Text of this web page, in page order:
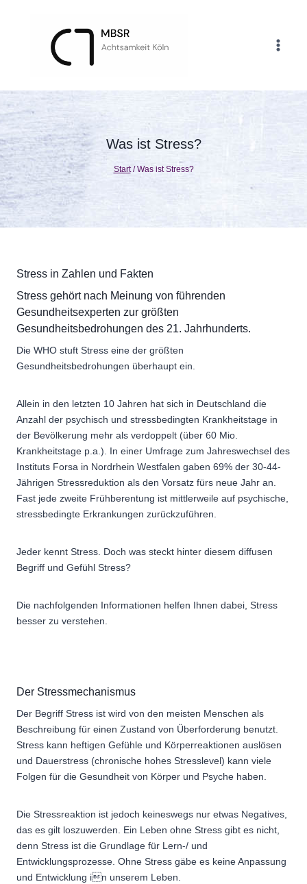
Was ist Stress?
Start / Was ist Stress?
Stress in Zahlen und Fakten
Stress gehört nach Meinung von führenden
Gesundheitsexperten zur größten
Gesundheitsbedrohungen des 21. Jahrhunderts.
Die WHO stuft Stress eine der größten
Gesundheitsbedrohungen überhaupt ein.
Allein in den letzten 10 Jahren hat sich in Deutschland die
Anzahl der psychisch und stressbedingten Krankheitstage in
der Bevölkerung mehr als verdoppelt (über 60 Mio.
Krankheitstage p.a.). In einer Umfrage zum Jahreswechsel des
Instituts Forsa in Nordrhein Westfalen gaben 69% der 30-44-
Jährigen Stressreduktion als den Vorsatz fürs neue Jahr an.
Fast jede zweite Frühberentung ist mittlerweile auf psychische,
stressbedingte Erkrankungen zurückzuführen.
Jeder kennt Stress. Doch was steckt hinter diesem diffusen
Begriff und Gefühl Stress?
Die nachfolgenden Informationen helfen Ihnen dabei, Stress
besser zu verstehen.
Der Stressmechanismus
Der Begriff Stress ist wird von den meisten Menschen als
Beschreibung für einen Zustand von Überforderung benutzt.
Stress kann heftigen Gefühle und Körperreaktionen auslösen
und Dauerstress (chronische hohes Stresslevel) kann viele
Folgen für die Gesundheit von Körper und Psyche haben.
Die Stressreaktion ist jedoch keineswegs nur etwas Negatives,
das es gilt loszuwerden. Ein Leben ohne Stress gibt es nicht,
denn Stress ist die Grundlage für Lern-/ und
Entwicklungsprozesse. Ohne Stress gäbe es keine Anpassung
und Entwicklung in unserem Leben.